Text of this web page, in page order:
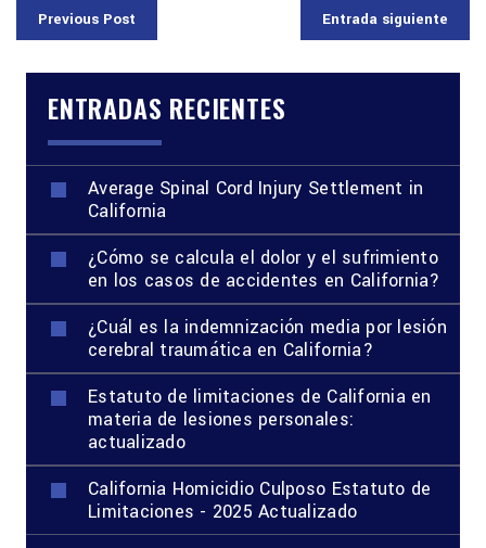
Previous Post Entrada siguiente
ENTRADAS RECIENTES
Average Spinal Cord Injury Settlement in
California
¿Cómo se calcula el dolor y el sufrimiento
en los casos de accidentes en California?
¿Cuál es la indemnización media por lesión
cerebral traumática en California?
Estatuto de limitaciones de California en
materia de lesiones personales:
actualizado
California Homicidio Culposo Estatuto de
Limitaciones - 2025 Actualizado